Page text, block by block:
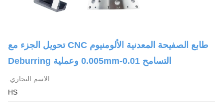
طابع الصفيحة المعدنية الألومنيوم CNC تحويل الجزء مع
التسامح 0.01-0.005mm وعملية Deburring
الاسم التجاري:
HS